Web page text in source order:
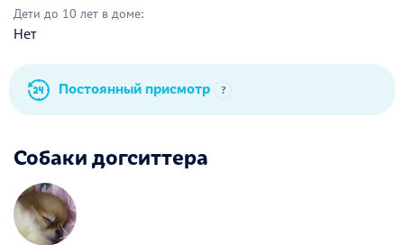
Дети до 10 лет в доме:
Нет
Постоянный присмотр ?
Собаки догситтера